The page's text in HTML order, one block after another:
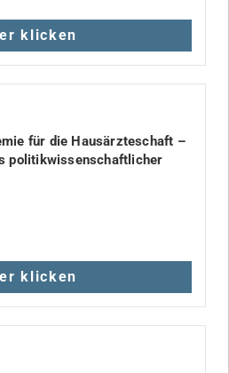
klicken
für die Hausärzteschaft –
politikwissenschaftlicher
klicken